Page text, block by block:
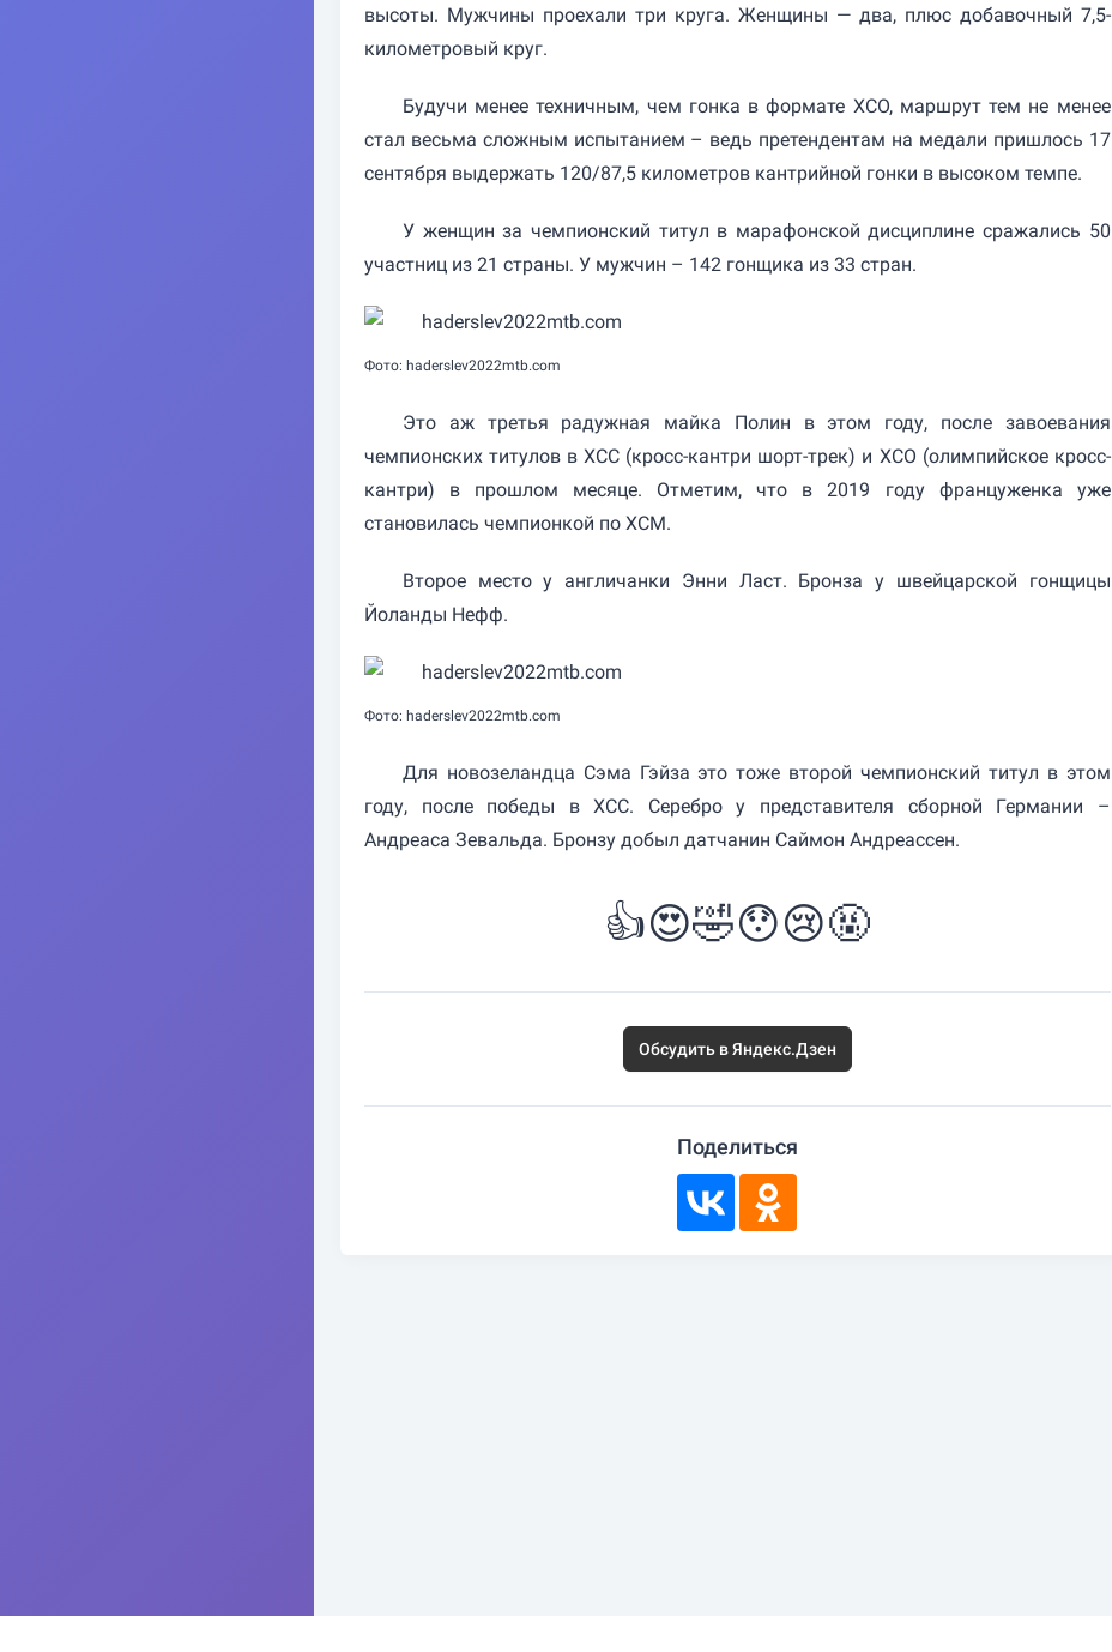
высоты. Мужчины проехали три круга. Женщины — два, плюс добавочный 7,5-
километровый круг.
Будучи менее техничным, чем гонка в формате XCO, маршрут тем не менее
стал весьма сложным испытанием – ведь претендентам на медали пришлось 17
сентября выдержать 120/87,5 километров кантрийной гонки в высоком темпе.
У женщин за чемпионский титул в марафонской дисциплине сражались 50
участниц из 21 страны. У мужчин – 142 гонщика из 33 стран.
Фото: haderslev2022mtb.com
Это аж третья радужная майка Полин в этом году, после завоевания
чемпионских титулов в XCC (кросс-кантри шорт-трек) и XCO (олимпийское кросс-
кантри) в прошлом месяце. Отметим, что в 2019 году француженка уже
становилась чемпионкой по XCM.
Второе место у англичанки Энни Ласт. Бронза у швейцарской гонщицы
Йоланды Нефф.
Фото: haderslev2022mtb.com
Для новозеландца Сэма Гэйза это тоже второй чемпионский титул в этом
году, после победы в XCC. Серебро у представителя сборной Германии –
Андреаса Зевальда. Бронзу добыл датчанин Саймон Андреассен.
👍😍🤣😯😢🤬
Обсудить в Яндекс.Дзен
Поделиться